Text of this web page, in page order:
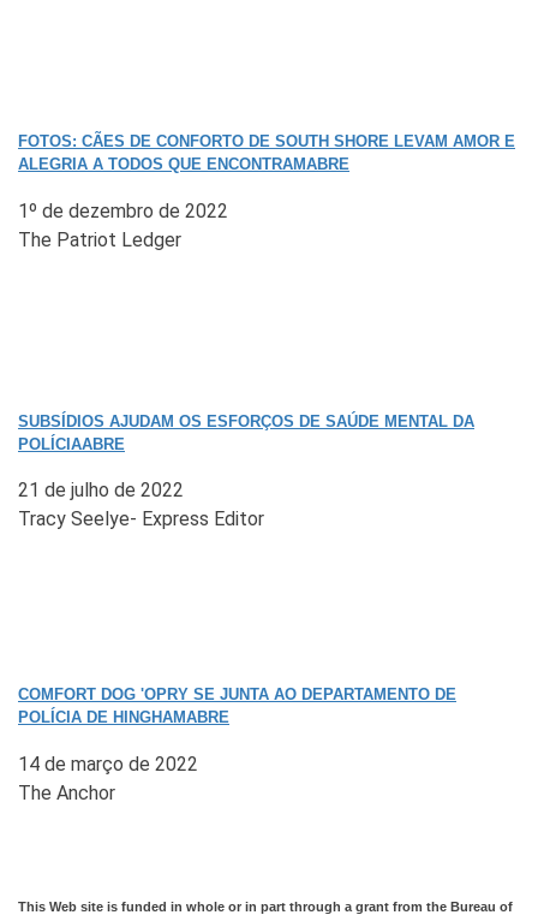
FOTOS: CÃES DE CONFORTO DE SOUTH SHORE LEVAM AMOR E
ALEGRIA A TODOS QUE ENCONTRAMABRE
1º de dezembro de 2022
The Patriot Ledger
SUBSÍDIOS AJUDAM OS ESFORÇOS DE SAÚDE MENTAL DA
POLÍCIAABRE
21 de julho de 2022
Tracy Seelye- Express Editor
COMFORT DOG 'OPRY SE JUNTA AO DEPARTAMENTO DE
POLÍCIA DE HINGHAMABRE
14 de março de 2022
The Anchor
This Web site is funded in whole or in part through a grant from the Bureau of